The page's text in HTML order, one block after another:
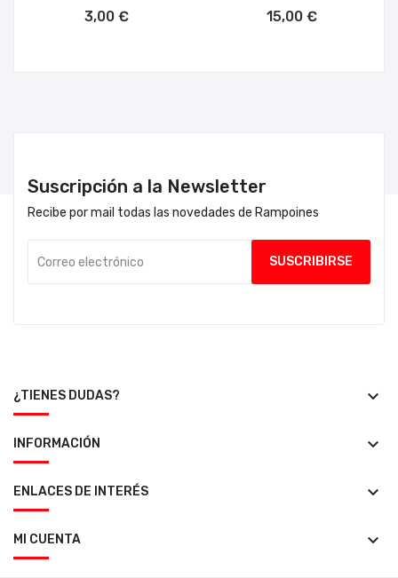
3,00 € 15,00 €
Suscripción a la Newsletter
Recibe por mail todas las novedades de Rampoines
¿TIENES DUDAS? keyboard_arrow_down
INFORMACIÓN keyboard_arrow_down
ENLACES DE INTERÉS keyboard_arrow_down
MI CUENTA keyboard_arrow_down